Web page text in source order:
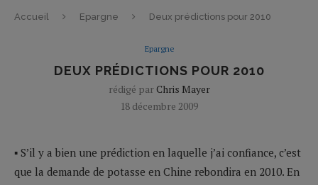
Accueil Epargne Deux prédictions pour 2010
Epargne
DEUX PRÉDICTIONS POUR 2010
rédigé parChris Mayer
18 décembre 2009
▪ S’il y a bien une prédiction en laquelle j’ai confiance, c’est
que la demande de potasse en Chine rebondira en 2010. En